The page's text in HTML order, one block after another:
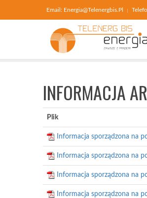
Email: Energia@telenergbis.pl
INFORMACJA
Plik
Informacja sporządzona na
Informacja sporządzona na
Informacja sporządzona na
Informacja sporządzona na